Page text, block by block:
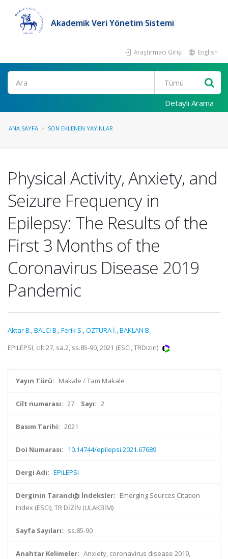
Akademik Veri Yönetim Sistemi
Araştırmacı Girişi English
Ara
Detaylı Arama
ANA SAYFA SON EKLENEN YAYINLAR
Physical Activity, Anxiety, and
Seizure Frequency in
Epilepsy: The Results of the
First 3 Months of the
Coronavirus Disease 2019
Pandemic
Aktar B.,BALCI B.,Ferik S.,ÖZTURA İ.,BAKLAN B.
EPILEPSI, cilt.27, sa.2, ss.85-90, 2021 (ESCI, TRDizin)
Yayın Türü: Makale / Tam Makale
Cilt numarası: 27 Sayı: 2
Basım Tarihi: 2021
Doi Numarası: 10.14744/epilepsi.2021.67689
Dergi Adı: EPILEPSI
Derginin Tarandığı İndeksler: Emerging Sources Citation
Index (ESCI), TR DİZİN (ULAKBİM)
Sayfa Sayıları: ss.85-90
Anahtar Kelimeler: Anxiety, coronavirus disease 2019,